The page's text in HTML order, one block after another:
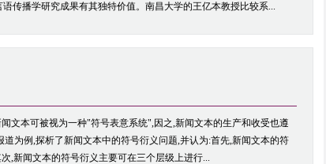
传播学研究成果有其独特价值。南昌大学的王亿本教授比较系...
文本可被视为一种"符号表意系统",因之,新闻文本的生产和收受也遵
为例,探析了新闻文本中的符号衍义问题,并认为:首先,新闻文本的符
,新闻文本的符号衍义主要可在三个层级上进行...